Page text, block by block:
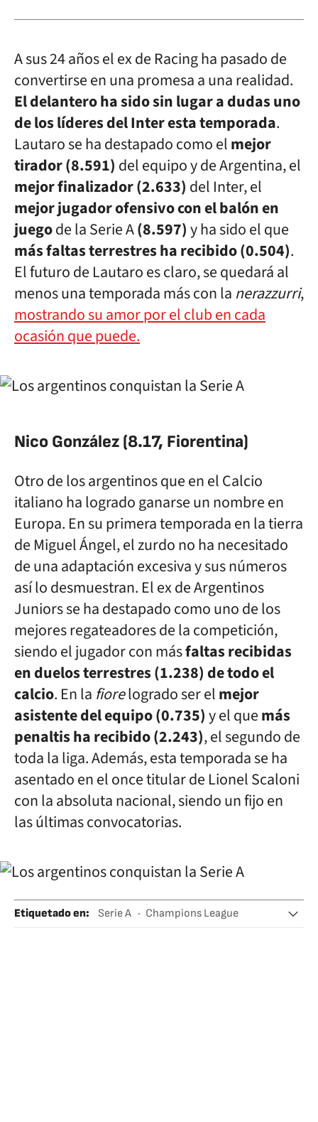
A sus 24 años el ex de Racing ha pasado de
convertirse en una promesa a una realidad.
El delantero ha sido sin lugar a dudas uno
de los líderes del Inter esta temporada.
Lautaro se ha destapado como elmejor
tirador (8.591) del equipo y de Argentina, el
mejor finalizador (2.633) del Inter, el
mejor jugador ofensivo con el balón en
juegode la Serie A(8.597)y ha sido el que
más faltas terrestres ha recibido (0.504).
El futuro de Lautaro es claro, se quedará al
menos una temporada más con la nerazzurri,
mostrando su amor por el club en cada
ocasión que puede.
Nico González (8.17, Fiorentina)
Otro de los argentinos que en el Calcio
italiano ha logrado ganarse un nombre en
Europa. En su primera temporada en la tierra
de Miguel Ángel, el zurdo no ha necesitado
de una adaptación excesiva y sus números
así lo desmuestran. El ex de Argentinos
Juniors se ha destapado como uno de los
mejores regateadores de la competición,
siendo el jugador con másfaltas recibidas
en duelos terrestres (1.238) de todo el
calcio. En la fiorelogrado ser elmejor
asistente del equipo (0.735)y el quemás
penaltis ha recibido (2.243), el segundo de
toda la liga. Además, esta temporada se ha
asentado en el once titular de Lionel Scaloni
con la absoluta nacional, siendo un fijo en
las últimas convocatorias.
Etiquetado en: Serie A
Champions League